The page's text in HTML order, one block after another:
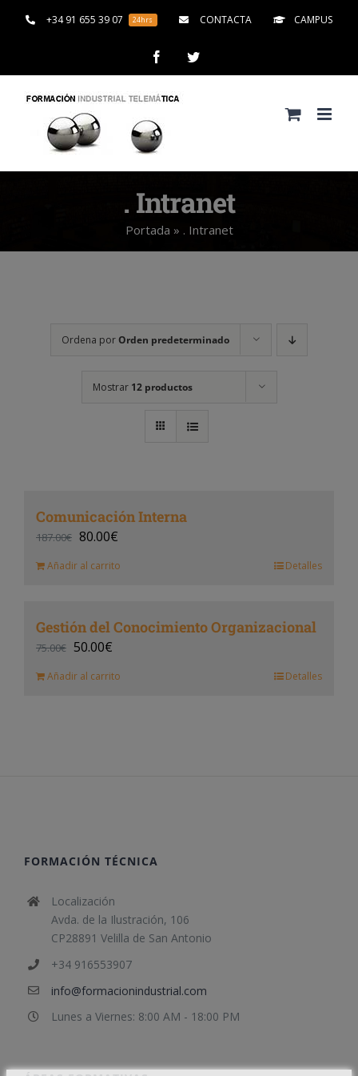
+34 91 655 39 07 24hrs CONTACTA CAMPUS
FacebookTwitter
. Intranet
Portada » . Intranet
Ordena porOrden predeterminado
Mostrar 12 productos
Comunicación Interna
187.00€ 80.00€
Añadir al carrito Detalles
Gestión del Conocimiento Organizacional
75.00€ 50.00€
Añadir al carrito Detalles
FORMACIÓN TÉCNICA
Localización
Avda. de la Ilustración, 106
CP28891 Velilla de San Antonio
+34 916553907
info@formacionindustrial.com
Lunes a Viernes: 8:00 AM - 18:00 PM